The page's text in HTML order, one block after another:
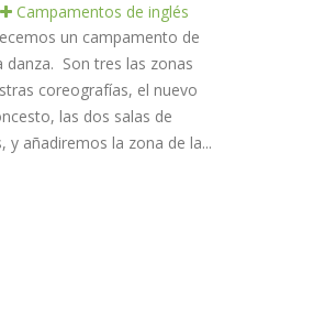
Campamentos de inglés
un campamento de
danza. Son tres las zonas
coreografías, el nuevo
las dos salas de
añadiremos la zona de la...